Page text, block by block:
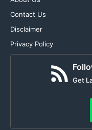
Contact Us
Disclaimer
Privacy Policy
Get